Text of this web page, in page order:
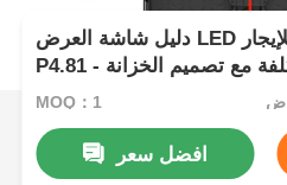
دليل شاشة العرض LED الخارجية للإيجار Visual G10
P4.81 - حل فعال من حيث التكلفة مع تصميم الخزانة
العالمي
MOQ：1
افضل سعر